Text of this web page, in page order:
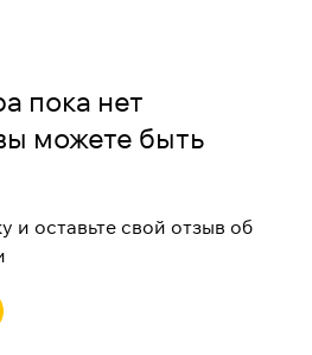
пока нет
можете быть
и оставьте свой отзыв об